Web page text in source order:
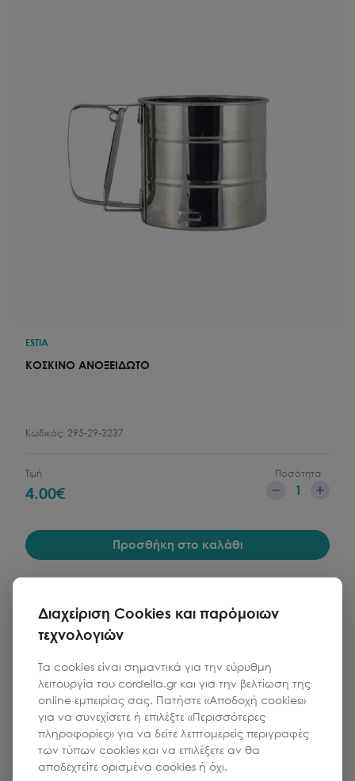
ESTIA
ΚΟΣΚΙΝΟ ΑΝΟΞΕΙΔΩΤΟ
Κωδικός: 295-29-3237
Τιμή
4.00€
Ποσότητα
1
Προσθήκη στο καλάθι
Διαχείριση Cookies και παρόμοιων
τεχνολογιών
Τα cookies είναι σημαντικά για την εύρυθμη
λειτουργία του cordella.gr και για την βελτίωση της
online εμπειρίας σας. Πατήστε «Αποδοχή cookies»
για να συνεχίσετε ή επιλέξτε «Περισσότερες
πληροφορίες» για να δείτε λεπτομερείς περιγραφές
των τύπων cookies και να επιλέξετε αν θα
αποδεχτείτε ορισμένα cookies ή όχι.